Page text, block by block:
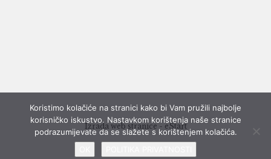
Izrada web stranice - eStart
Koristimo kolačiće na stranici kako bi Vam pružili najbolje
korisničko iskustvo. Nastavkom korištenja naše stranice
podrazumijevate da se slažete s korištenjem kolačića.